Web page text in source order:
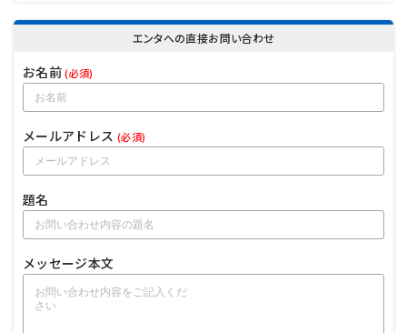
エンタへの直接お問い合わせ
お名前(必須)
メールアドレス (必須)
題名
メッセージ本文